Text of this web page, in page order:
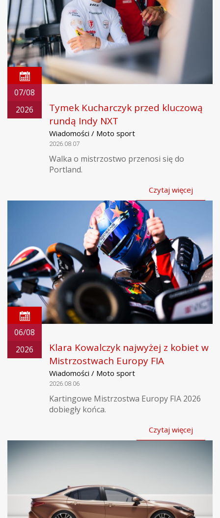
07/08
2026
Tymek Kucharczyk przed kluczową
rundą Indy NXT
Wiadomości / Moto sport
2026.08.07
Walka o mistrzostwo przenosi się do
Portland.
Czytaj więcej
06/08
2026
Klara Kowalczyk najwyżej z kobiet w
Mistrzostwach Europy FIA
Wiadomości / Moto sport
2026.08.06
Kartingowe Mistrzostwa Europy FIA 2026
dobiegły końca.
Czytaj więcej